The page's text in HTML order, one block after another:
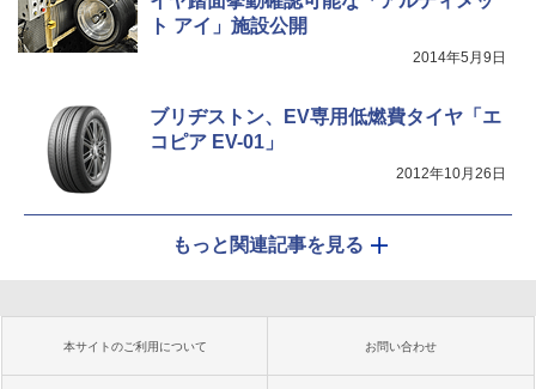
ト アイ」施設公開
2014年5月9日
ブリヂストン、EV専用低燃費タイヤ「エ
コピア EV-01」
2012年10月26日
もっと関連記事を見る
本サイトのご利用について お問い合わせ